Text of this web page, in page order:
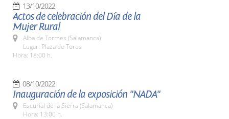
13/10/2022
Actos de celebración del Día de la
Mujer Rural
Alba de Tormes (Salamanca)
Lugar: Plaza de Toros
Hora: 18:00 h.
08/10/2022
Inauguración de la exposición "NADA"
Escurial de la Sierra (Salamanca)
Hora: 13:00 h.